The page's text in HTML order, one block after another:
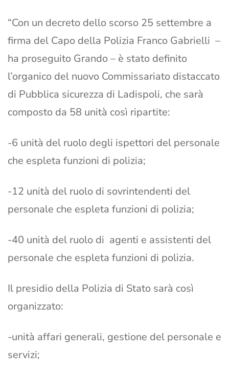
“Con un decreto dello scorso 25 settembre a
firma del Capo della Polizia Franco Gabrielli –
ha proseguito Grando – è stato definito
l’organico del nuovo Commissariato distaccato
di Pubblica sicurezza di Ladispoli, che sarà
composto da 58 unità così ripartite:
-6 unità del ruolo degli ispettori del personale
che espleta funzioni di polizia;
-12 unità del ruolo di sovrintendenti del
personale che espleta funzioni di polizia;
-40 unità del ruolo di agenti e assistenti del
personale che espleta funzioni di polizia.
Il presidio della Polizia di Stato sarà così
organizzato:
-unità affari generali, gestione del personale e
servizi;